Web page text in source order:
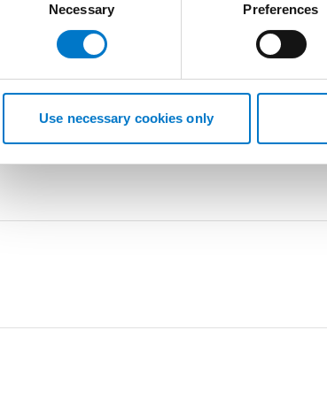
Necessary Preferences
Use necessary cookies only